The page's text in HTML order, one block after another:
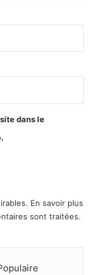
dans le
En savoir plus
sont traitées.